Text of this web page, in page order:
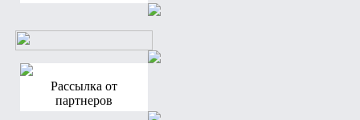
Рассылка от
партнеров